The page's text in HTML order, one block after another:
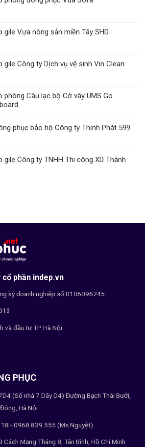
gile Vựa nông sản miền Tây SHD
gile Công ty Dịch vụ vệ sinh Vin Clean
phông Câu lạc bộ Cờ vây UMS Go
phục bảo hộ Công ty Thịnh Phát 599
gile Công ty TNHH Thi công XD Thành
cổ phần indep.vn
ký doanh nghiệp số 0106096245
và đầu tư TP Hà Nội
PHỤC
(Số nhà 7 Dãy D4) Đường Bạch Thái Bưởi,
Hà Nội
- 0968.839.555 (Ms.Nguyệt)
Cách Mạng Tháng 8, Tân Bình, Hồ Chí Minh